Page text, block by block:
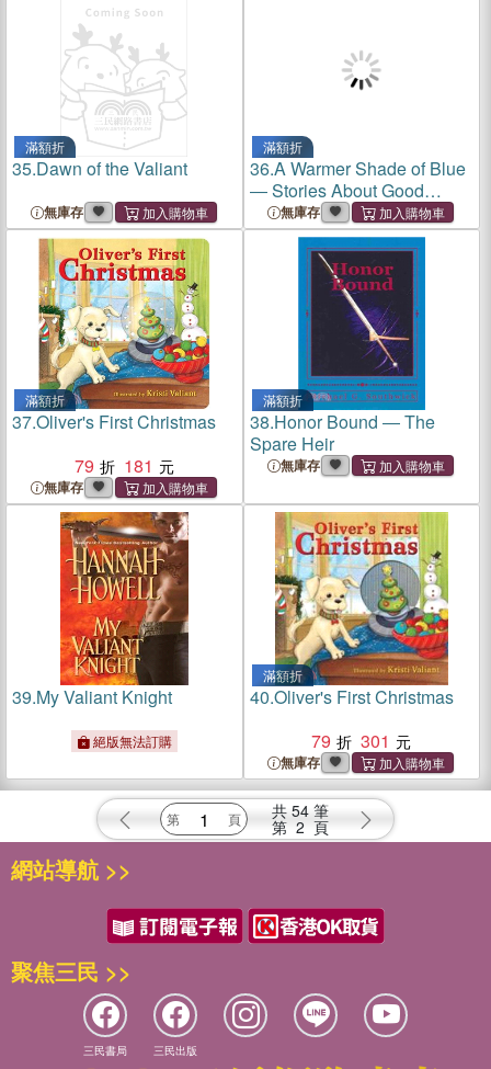
滿額折
35.Dawn of the Valiant
無庫存
滿額折
36.A Warmer Shade of Blue
― Stories About Good
Things Cops Do
無庫存
滿額折
37.Oliver's First Christmas
79
181
無庫存
滿額折
38.Honor Bound ― The
Spare Heir
無庫存
39.My Valiant Knight
絕版無法訂購
滿額折
40.Oliver's First Christmas
79
301
無庫存
共 54 筆
第 2 頁
網站導航 >>
聚焦三民 >>
三民書局 三民出版